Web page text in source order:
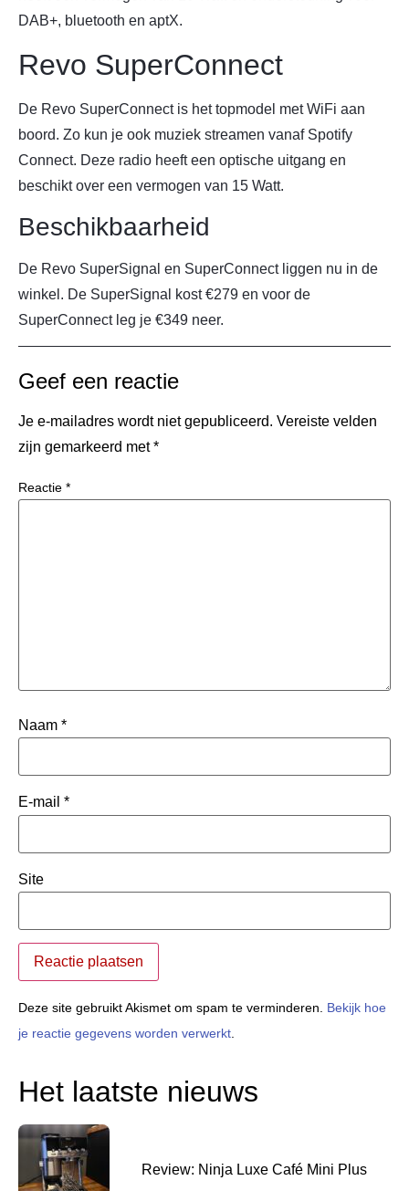
DAB+, bluetooth en aptX.
Revo SuperConnect
De Revo SuperConnect is het topmodel met WiFi aan
boord. Zo kun je ook muziek streamen vanaf Spotify
Connect. Deze radio heeft een optische uitgang en
beschikt over een vermogen van 15 Watt.
Beschikbaarheid
De Revo SuperSignal en SuperConnect liggen nu in de
winkel. De SuperSignal kost €279 en voor de
SuperConnect leg je €349 neer.
Geef een reactie
Je e-mailadres wordt niet gepubliceerd. Vereiste velden
zijn gemarkeerd met*
Reactie *
Naam *
E-mail *
Site
Deze site gebruikt Akismet om spam te verminderen. Bekijk hoe
je reactie gegevens worden verwerkt
Het laatste nieuws
Review: Ninja Luxe Café Mini Plus